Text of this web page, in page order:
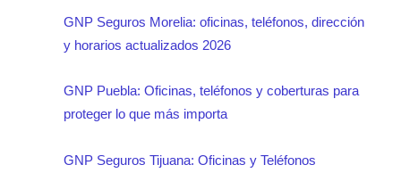
GNP Seguros Morelia: oficinas, teléfonos, dirección
y horarios actualizados 2026
GNP Puebla: Oficinas, teléfonos y coberturas para
proteger lo que más importa
GNP Seguros Tijuana: Oficinas y Teléfonos